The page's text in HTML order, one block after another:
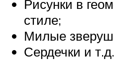
Рисунки в
стиле;
Милые
Сердечки и т.д.